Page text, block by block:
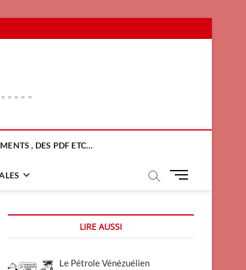
= = = = =
, DES PDF ETC…
M
u
u
LIRE AUSSI
Le Pétrole Vénézuélien